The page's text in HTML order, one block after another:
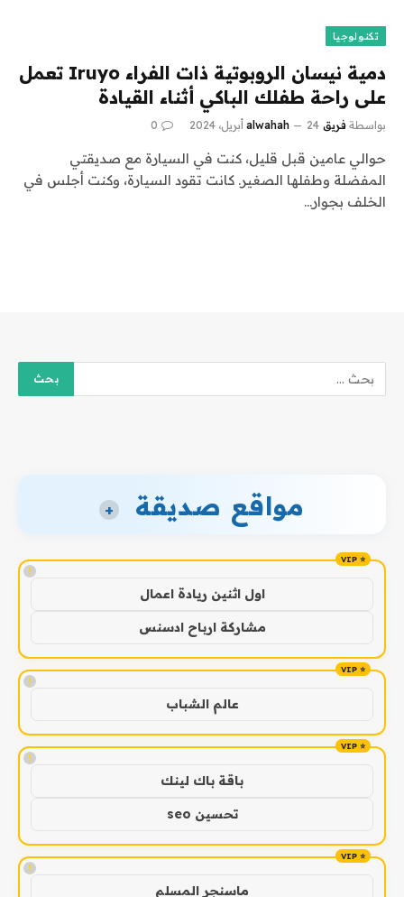
تكنولوجيا
دمية نيسان الروبوتية ذات الفراء Iruyo تعمل
على راحة طفلك الباكي أثناء القيادة
بواسطة فريق alwahah 24 أبريل، 2024 0
حوالي عامين قبل قليل، كنت في السيارة مع صديقتي
المفضلة وطفلها الصغير. كانت تقود السيارة، وكنت أجلس في
الخلف بجوار…
مواقع صديقة +
!
اول اثنين ريادة اعمال
مشاركة ارباح ادسنس
!
عالم الشباب
!
باقة باك لينك
تحسين seo
!
ماسنجر المسلم